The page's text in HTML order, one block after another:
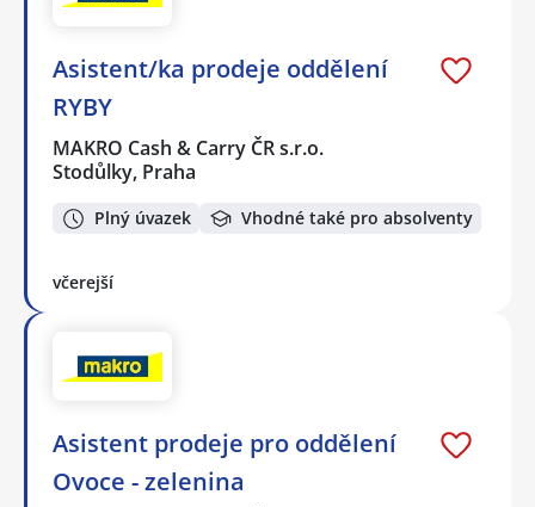
Asistent/ka prodeje oddělení
RYBY
MAKRO Cash & Carry ČR s.r.o.
Stodůlky, Praha
Plný úvazek Vhodné také pro absolventy
včerejší
Asistent prodeje pro oddělení
Ovoce - zelenina